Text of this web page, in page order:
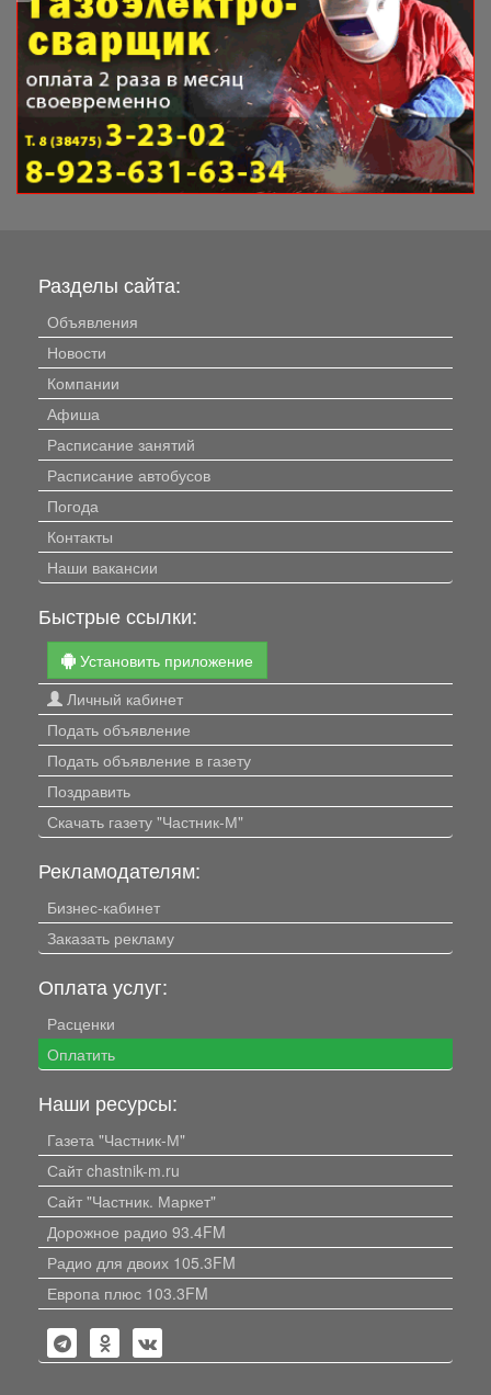
Разделы сайта:
Объявления
Новости
Компании
Афиша
Расписание занятий
Расписание автобусов
Погода
Контакты
Наши вакансии
Быстрые ссылки:
Установить приложение
Личный кабинет
Подать объявление
Подать объявление в газету
Поздравить
Скачать газету "Частник-М"
Рекламодателям:
Бизнес-кабинет
Заказать рекламу
Оплата услуг:
Расценки
Оплатить
Наши ресурсы:
Газета "Частник-М"
Сайт chastnik-m.ru
Сайт "Частник. Маркет"
Дорожное радио 93.4FM
Радио для двоих 105.3FM
Европа плюс 103.3FM